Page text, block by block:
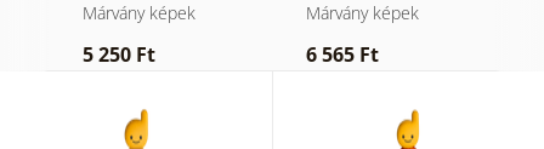
Márvány képek
5 250 Ft
Márvány képek
6 565 Ft